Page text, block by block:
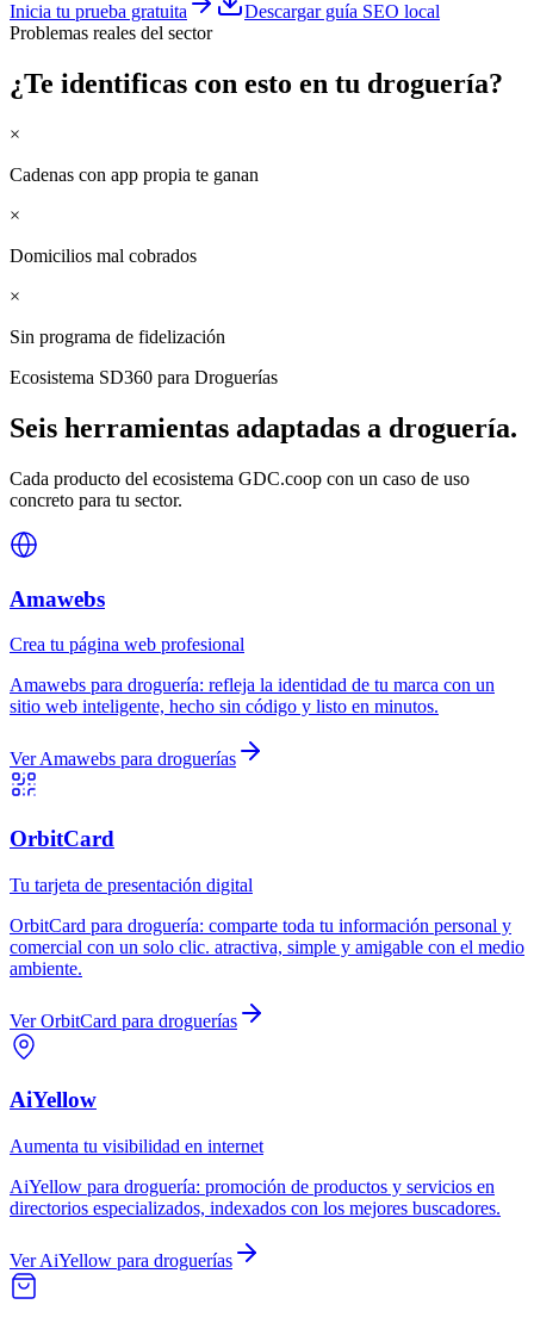
Inicia tu prueba gratuita
Descargar guía SEO local
Problemas reales del sector
¿Te identificas con esto en tu droguería?
×
Cadenas con app propia te ganan
×
Domicilios mal cobrados
×
Sin programa de fidelización
Ecosistema SD360 para Droguerías
Seis herramientas adaptadas a droguería.
Cada producto del ecosistema GDC.coop con un caso de uso
concreto para tu sector.
Amawebs
Crea tu página web profesional
Amawebs para droguería: refleja la identidad de tu marca con un
sitio web inteligente, hecho sin código y listo en minutos.
VerAmawebs para droguerías
OrbitCard
Tu tarjeta de presentación digital
OrbitCard para droguería: comparte toda tu información personal y
comercial con un solo clic. atractiva, simple y amigable con el medio
ambiente.
VerOrbitCard para droguerías
AiYellow
Aumenta tu visibilidad en internet
AiYellow para droguería: promoción de productos y servicios en
directorios especializados, indexados con los mejores buscadores.
VerAiYellow para droguerías